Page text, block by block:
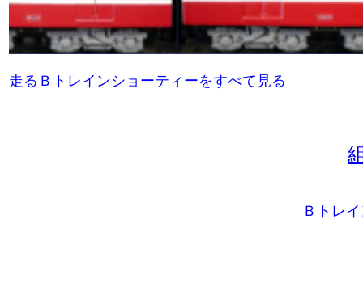
走るＢトレインショーティーをすべて見る
Ｂトレ